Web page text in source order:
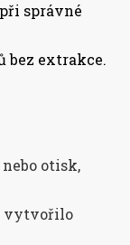
správné
bez extrakce.
otisk,
vytvořilo